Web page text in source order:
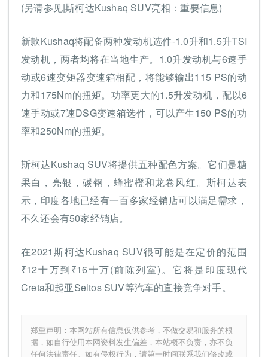
(另请参见|斯柯达Kushaq SUV亮相：重要信息)
新款Kushaq将配备两种发动机选件-1.0升和1.5升TSI
发动机，两者均将在当地生产。1.0升发动机与6速手
动或6速变矩器变速箱相配，将能够输出115 PS的动
力和175Nm的扭矩。功率更大的1.5升发动机，配以6
速手动或7速DSG变速箱选件，可以产生150 PS的功
率和250Nm的扭矩。
斯柯达Kushaq SUV将提供五种配色方案。它们是糖
果白，亮银，碳钢，蜂蜜橙和龙卷风红。斯柯达表
示，印度各地已经有一百多家经销店可以满足需求，
不久还会有50家经销店。
在2021斯柯达Kushaq SUV很可能是在定价的范围
₹12十万到₹16十万(前陈列室)。它将是印度现代
Creta和起亚Seltos SUV等汽车的直接竞争对手。
郑重声明：本网站所有信息仅供参考，不做交易和服务的根
据，如自行使用本网资料发生偏差，本站概不负责，亦不负
任何法律责任。如有侵权行为，请第一时间联系我们修改或